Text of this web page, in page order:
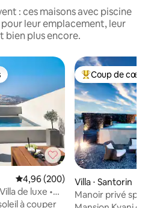
: ces maisons avec piscine
leur emplacement, leur
bien plus encore.
Évaluation moyenne sur la
4,96 (200)
de luxe •
à couper
Coups de cœur
Coup de cœur
Villa ⋅ Santorin
Manoir privé